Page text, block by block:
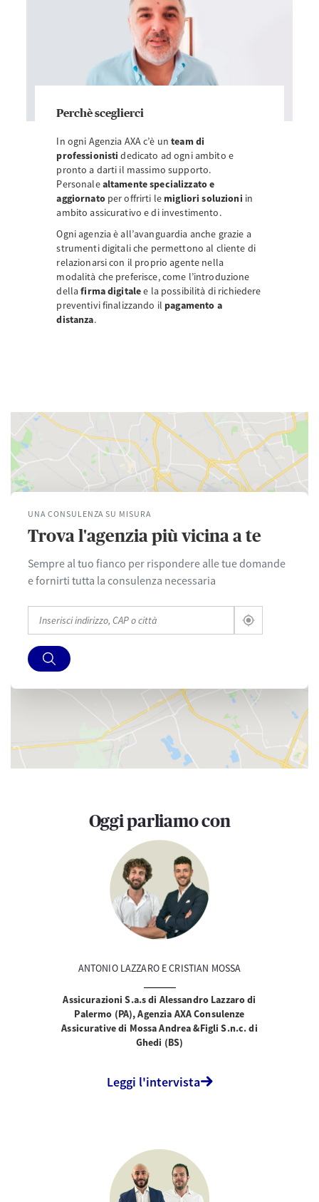
Perchè sceglierci
In ogni Agenzia AXA c’è unteam di
professionisti dedicato ad ogni ambito e
pronto a darti il massimo supporto.
Personalealtamente specializzato e
aggiornatoper offrirti le migliori soluzioni in
ambito assicurativo e di investimento.
Ogni agenzia è all’avanguardia anche grazie a
strumenti digitali che permettono al cliente di
relazionarsi con il proprio agente nella
modalità che preferisce, come l’introduzione
dellafirma digitalee la possibilità di richiedere
preventivi finalizzando il pagamento a
distanza.
UNA CONSULENZA SU MISURA
Trova l'agenzia più vicina a te
Sempre al tuo fianco per rispondere alle tue domande
e fornirti tutta la consulenza necessaria
Oggi parliamo con
ANTONIO LAZZARO E CRISTIAN MOSSA
Assicurazioni S.a.s di Alessandro Lazzaro di
Palermo (PA), Agenzia AXA Consulenze
Assicurative di Mossa Andrea &Figli S.n.c. di
Ghedi (BS)
Leggi l'intervista